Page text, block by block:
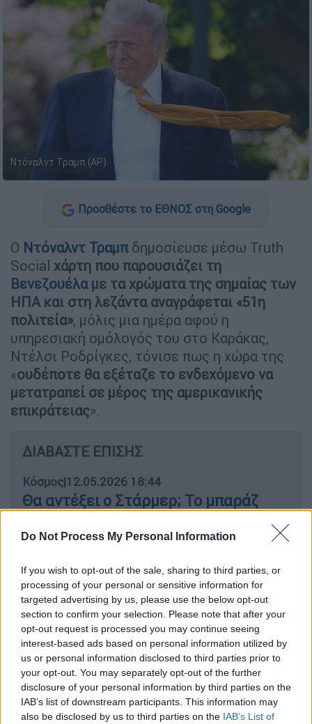
Do Not Process My Personal Information
If you wish to opt-out of the sale, sharing to third parties, or
processing of your personal or sensitive information for
targeted advertising by us, please use the below opt-out
section to confirm your selection. Please note that after your
opt-out request is processed you may continue seeing
interest-based ads based on personal information utilized by
us or personal information disclosed to third parties prior to
your opt-out. You may separately opt-out of the further
disclosure of your personal information by third parties on the
IAB’s list of downstream participants. This information may
also be disclosed by us to third parties on the IAB’s List of
Ντόναλντ Τραμπ (AP)
Προσθέστε το ΕΘΝΟΣ στη Google
Ο Ντόναλντ Τραμπδημοσίευσε μέσω Truth
Social χάρτη που παρουσιάζει τη
Βενεζουέλαμε τα χρώματα της σημαίας των
ΗΠΑ και στη λεζάντα αναγράφεται «51η
πολιτεία», μόλις μια ημέρα αφού η
υπηρεσιακή ομόλογός του στο Καράκας,
Ντέλσι Ροδρίγκες, τόνισε πως η χώρα της
«ουδέποτε θα εξέταζε το ενδεχόμενο να
μετατραπεί σε μέρος της αμερικανικής
επικράτειας».
ΔΙΑΒΑΣΤΕ ΕΠΙΣΗΣ
Κόσμος|12.05.2026 18:44
Θα αντέξει ο Στάρμερ; Το μπαράζ
πιθανοί αντικαταστάτες του
Κόσμος|12.05.2026 19:48
Η κυνική οικονομία του πολέμου: Πώς
η σύρραξη στη Μέση Ανατολή μπορεί
να ευνοήσει τους παγκόσμιους
δείκτες
Ο ρεπουμπλικανός μεγιστάνας καυχιέται